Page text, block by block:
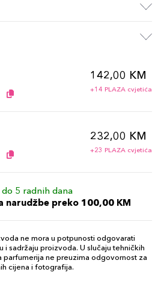
142,00 KM
+14 PLAZA cvjetića
232,00 KM
+23 PLAZA cvjetića
5 radnih dana
narudžbe preko 100,00 KM
ne mora u potpunosti odgovarati
i sadržaju proizvoda. U slučaju tehničkih
parfumerija ne preuzima odgovornost za
cijena i fotografija.